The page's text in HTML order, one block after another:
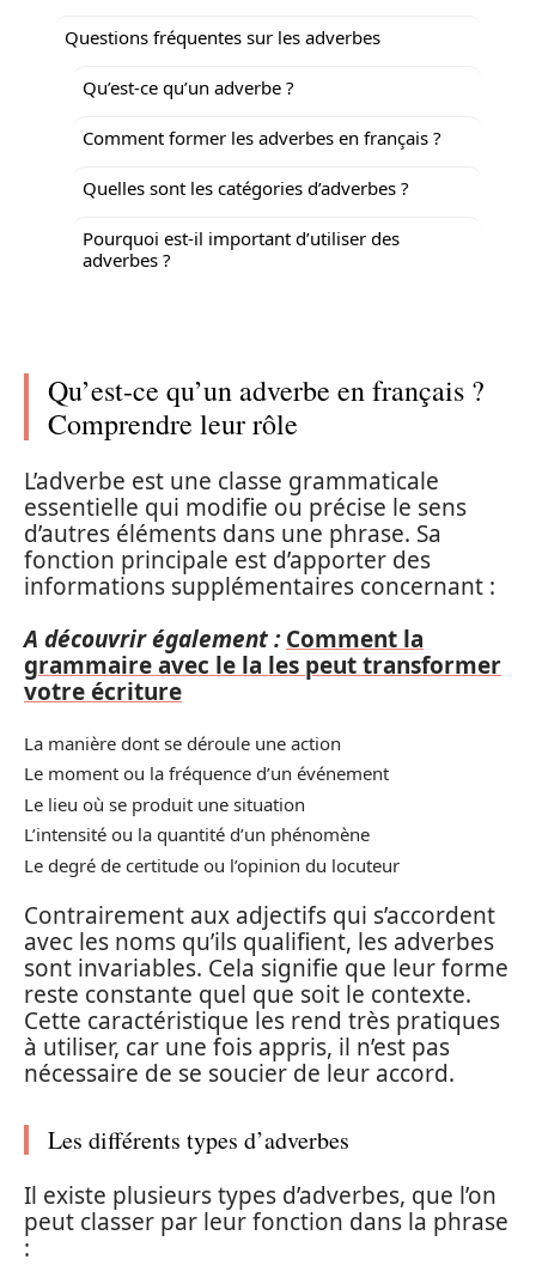
Questions fréquentes sur les adverbes
Qu’est-ce qu’un adverbe ?
Comment former les adverbes en français ?
Quelles sont les catégories d’adverbes ?
Pourquoi est-il important d’utiliser des
adverbes ?
Qu’est-ce qu’un adverbe en français ?
Comprendre leur rôle
L’adverbe est une classe grammaticale
essentielle qui modifie ou précise le sens
d’autres éléments dans une phrase. Sa
fonction principale est d’apporter des
informations supplémentaires concernant :
A découvrir également : Comment la
grammaire avec le la les peut transformer
votre écriture
La manière dont se déroule une action
Le moment ou la fréquence d’un événement
Le lieu où se produit une situation
L’intensité ou la quantité d’un phénomène
Le degré de certitude ou l’opinion du locuteur
Contrairement aux adjectifs qui s’accordent
avec les noms qu’ils qualifient, les adverbes
sont invariables. Cela signifie que leur forme
reste constante quel que soit le contexte.
Cette caractéristique les rend très pratiques
à utiliser, car une fois appris, il n’est pas
nécessaire de se soucier de leur accord.
Les différents types d’adverbes
Il existe plusieurs types d’adverbes, que l’on
peut classer par leur fonction dans la phrase
: